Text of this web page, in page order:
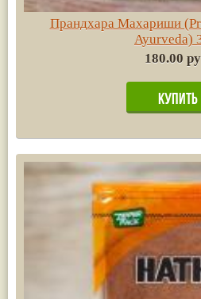
Прандхара Махариши
Ayurvedа)
180.00